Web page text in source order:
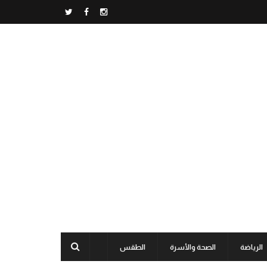
الرياضة الصحة والأسرة الطقس